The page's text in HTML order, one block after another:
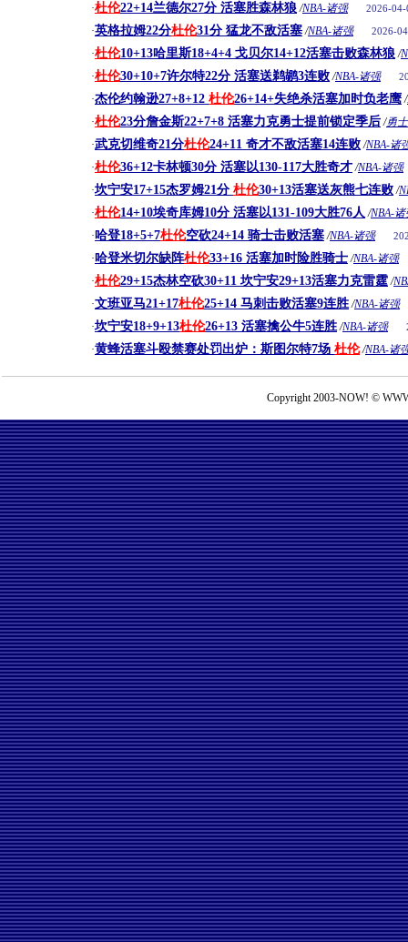
·杜伦22+14兰德尔27分 活塞胜森林狼 /NBA-诸强 2026-
·英格拉姆22分杜伦31分 猛龙不敌活塞 /NBA-诸强 2026-
·杜伦10+13哈里斯18+4+4 戈贝尔14+12活塞击败森林狼 /
·杜伦30+10+7许尔特22分 活塞送鹈鹕3连败 /NBA-诸强
·杰伦约翰逊27+8+12 杜伦26+14+失绝杀活塞加时负老鹰 /
·杜伦23分詹金斯22+7+8 活塞力克勇士提前锁定季后 /勇士
·武克切维奇21分杜伦24+11 奇才不敌活塞14连败 /NBA-诸
·杜伦36+12卡林顿30分 活塞以130-117大胜奇才 /NBA-诸强
·坎宁安17+15杰罗姆21分 杜伦30+13活塞送灰熊七连败 /
·杜伦14+10埃奇库姆10分 活塞以131-109大胜76人 /NBA-诸
·哈登18+5+7杜伦空砍24+14 骑士击败活塞 /NBA-诸强
·哈登米切尔缺阵杜伦33+16 活塞加时险胜骑士 /NBA-诸强
·杜伦29+15杰林空砍30+11 坎宁安29+13活塞力克雷霆 /
·文班亚马21+17杜伦25+14 马刺击败活塞9连胜 /NBA-诸强
·坎宁安18+9+13杜伦26+13 活塞擒公牛5连胜 /NBA-诸强
·黄蜂活塞斗殴禁赛处罚出炉：斯图尔特7场 杜伦 /NBA-诸
Copyright 2003-NOW! ©